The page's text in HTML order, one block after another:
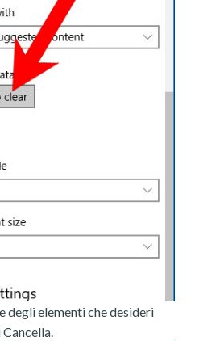
degli elementi che desideri